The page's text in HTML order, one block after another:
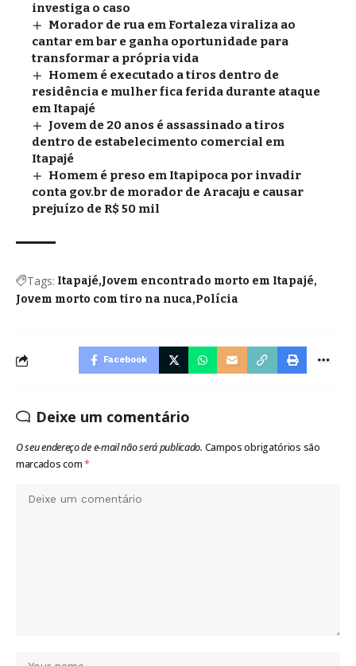
investiga o caso
Morador de rua em Fortaleza viraliza ao
cantar em bar e ganha oportunidade para
transformar a própria vida
Homem é executado a tiros dentro de
residência e mulher fica ferida durante ataque
em Itapajé
Jovem de 20 anos é assassinado a tiros
dentro de estabelecimento comercial em
Itapajé
Homem é preso em Itapipoca por invadir
conta gov.br de morador de Aracaju e causar
prejuízo de R$ 50 mil
Tags: Itapajé Jovem encontrado morto em Itapajé
Jovem morto com tiro na nuca Polícia
Facebook
Deixe um comentário
O seu endereço de e-mail não será publicado. Campos obrigatórios são
marcados com*